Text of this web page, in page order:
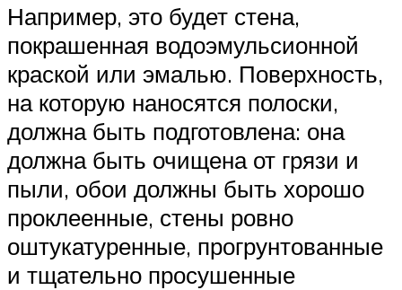
Например, это будет стена,
покрашенная водоэмульсионной
краской или эмалью. Поверхность,
на которую наносятся полоски,
должна быть подготовлена: она
должна быть очищена от грязи и
пыли, обои должны быть хорошо
проклеенные, стены ровно
оштукатуренные, прогрунтованные
и тщательно просушенные